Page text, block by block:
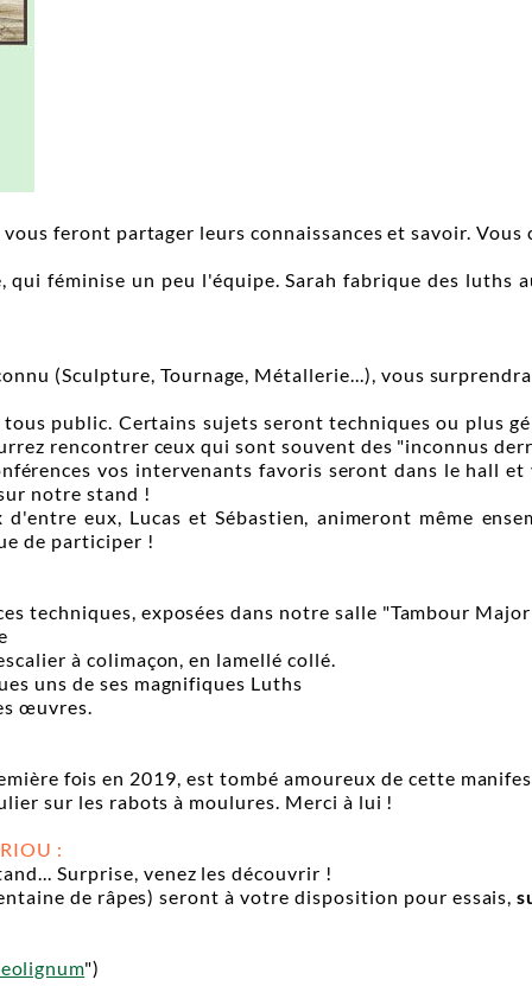
feront partager leurs connaissances et savoir.
féminise un peu l'équipe. Sarah fabrique des luths
(Sculpture, Tournage, Métallerie...), vous
public. Certains sujets seront techniques ou plus
rencontrer ceux qui sont souvent des "inconnus
vos intervenants favoris seront dans le hall
notre stand !
eux, Lucas et Sébastien, animeront même
de participer !
techniques, exposées dans notre salle "Tambour
à colimaçon, en lamellé collé.
uns de ses magnifiques Luths
œuvres.
fois en 2019, est tombé amoureux de cette
sur les rabots à moulures. Merci à lui !
:
Surprise, venez les découvrir !
de râpes) seront à votre disposition pour essais,
")